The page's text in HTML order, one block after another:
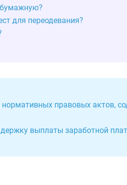
для переодевания?
правовых актов,
выплаты заработной